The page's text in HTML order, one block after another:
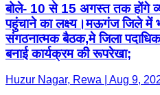
बोले- 10 से 15 अगस्त तक होंगे
पहुंचाने का लक्ष्य।मऊगंज जिले में
संगठनात्मक बैठक,मे जिला
बनाई कार्यक्रम की रूपरेखा;
Huzur Nagar, Rewa | Aug 9,